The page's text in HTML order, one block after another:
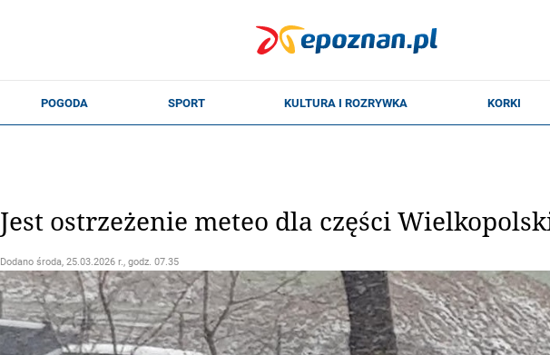
Jest ostrzeżenie meteo dla części
Dodano środa, 25.03.2026 r., godz. 07.35